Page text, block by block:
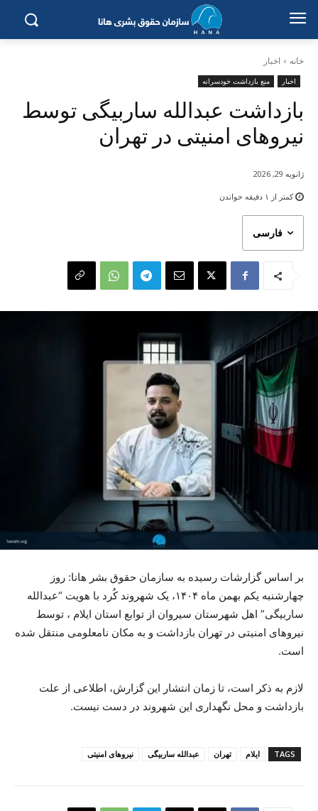
خانه اخبار
اخبار منع بازداشت خودسرانه
بازداشت عبدالله ساربیگی توسط
نیروهای امنیتی در تهران
فارسی
کمتر از ۱ دقیقه خواندن
ژانویه 29, 2026
بر اساس گزارشات رسیدە بە سازمان حقوق بشر هانا: روز
چهارشنبه یکم بهمن ماه ۱۴۰۴، یک شهروند کُرد با هویت “عبدالله
ساربیگی” اهل شهرستان سیروان از توابع استان ایلام ، توسط
نیروهای امنیتی در تهران بازداشت و به مکان نامعلومی منتقل شده
است.
لازم به ذکر است، تا زمان انتشار این گزارش، اطلاعی از علت
بازداشت و محل نگهداری این شهروند در دست نیست.
TAGS ایلام تهران عبداللە ساربیگی نیروهای امنیتی